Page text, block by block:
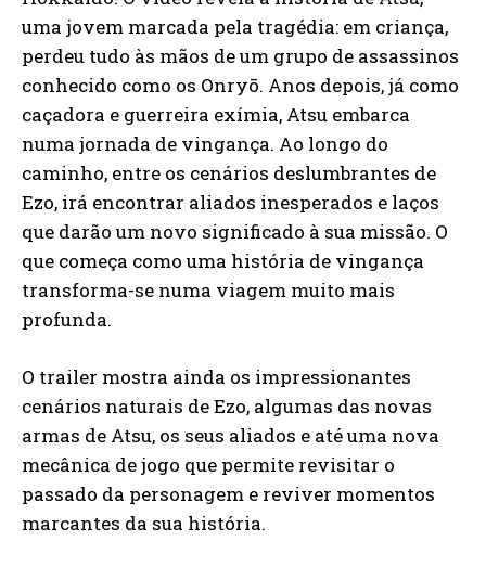
uma jovem marcada pela tragédia: em criança,
perdeu tudo às mãos de um grupo de assassinos
conhecido como os Onryō. Anos depois, já como
caçadora e guerreira exímia, Atsu embarca
numa jornada de vingança. Ao longo do
caminho, entre os cenários deslumbrantes de
Ezo, irá encontrar aliados inesperados e laços
que darão um novo significado à sua missão. O
que começa como uma história de vingança
transforma-se numa viagem muito mais
profunda.
O trailer mostra ainda os impressionantes
cenários naturais de Ezo, algumas das novas
armas de Atsu, os seus aliados e até uma nova
mecânica de jogo que permite revisitar o
passado da personagem e reviver momentos
marcantes da sua história.